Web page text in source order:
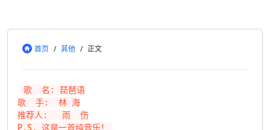
首页 / 其他 / 正文
歌  名: 琵琶语
歌  手:  林 海
推荐人:   雨  伤